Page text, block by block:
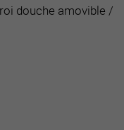
douche amovible /